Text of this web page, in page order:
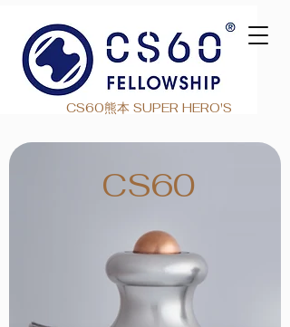
CS60熊本 SUPER HERO'S
CS60